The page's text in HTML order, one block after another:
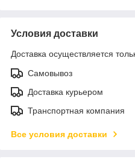
Условия доставки
Доставка осуществляется
Самовывоз
Доставка курьером
Транспортная компания
Все условия доставки